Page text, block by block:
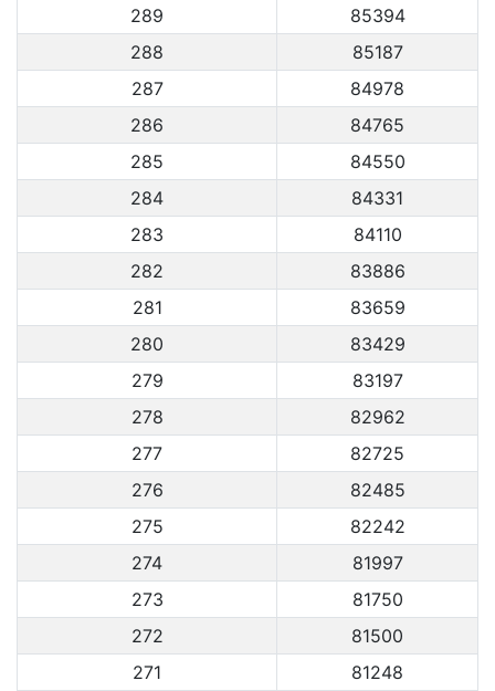
289
85394
288
85187
287
84978
286
84765
285
84550
284
84331
283
84110
282
83886
281
83659
280
83429
279
83197
278
82962
277
82725
276
82485
275
82242
274
81997
273
81750
272
81500
271
81248